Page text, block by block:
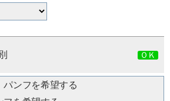
パンフを希望する